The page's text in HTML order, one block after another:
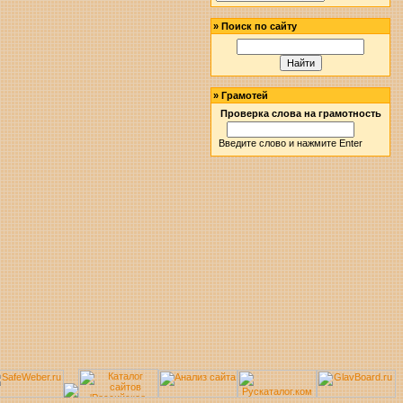
»Поиск по сайту
»Грамотей
Проверка слова на грамотность
Введите слово и нажмите Enter